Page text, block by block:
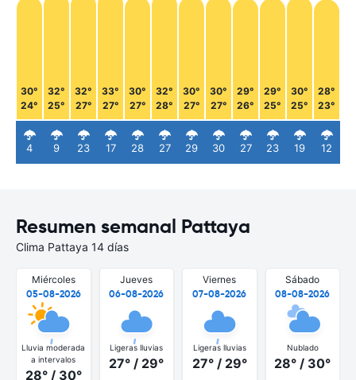
30°
24°
4
32°
25°
9
32°
27°
23
33°
27°
17
30°
27°
28
32°
28°
27
30°
27°
29
30°
27°
30
29°
26°
27
29°
25°
23
30°
25°
19
28°
23°
12
Resumen semanal Pattaya
Clima Pattaya 14 días
Miércoles
05-08-2026
Lluvia moderada
a intervalos
28° / 30°
Jueves
06-08-2026
Ligeras lluvias
27° / 29°
Viernes
07-08-2026
Ligeras lluvias
27° / 29°
Sábado
08-08-2026
Nublado
28° / 30°